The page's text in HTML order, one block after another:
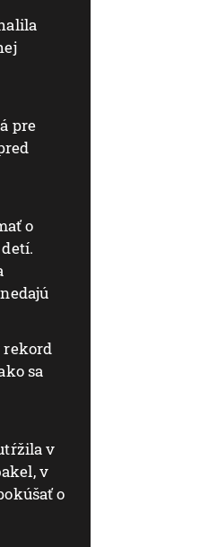
pre
o
rekord
sa
v
v
o